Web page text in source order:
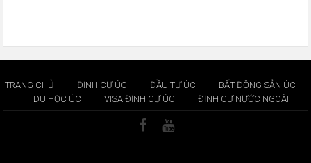
TRANG CHỦ ĐỊNH CƯ ÚC ĐẦU TƯ ÚC
BẤT ĐỘNG SẢN ÚC
DU HỌC ÚC
VISA ĐỊNH CƯ ÚC ĐỊNH CƯ NƯỚC NGOÀI